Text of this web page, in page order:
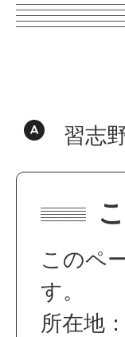
習志
このペ
す。
所在地